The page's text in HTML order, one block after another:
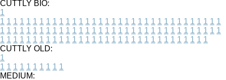
CUTTLY BIO:
1
1 1 1 1 1 1 1 1 1 1 1 1 1 1 1 1 1 1 1 1 1 1 1 1 1 1 1 1 1 1 1 1 1 1
1 1 1 1 1 1 1 1 1 1 1 1 1 1 1 1 1 1 1 1 1 1 1 1 1 1 1 1 1 1 1 1 1 1
1 1 1 1 1 1 1 1 1 1 1 1 1 1 1 1 1 1 1 1 1 1 1 1 1 1 1 1 1 1 1 1
CUTTLY OLD:
1
1 1 1 1 1 1 1 1 1 1
MEDIUM: